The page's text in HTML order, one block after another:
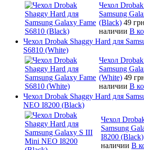
Чехол
Samsung
(Black) 49
наличии В
Чехол Drobak Shaggy Hard для
S6810 (White)
Чехол
Samsung
(White) 49
наличии В
Чехол Drobak Shaggy Hard для
NEO I8200 (Black)
Чехол
Samsung
I8200 (Black)
наличии В